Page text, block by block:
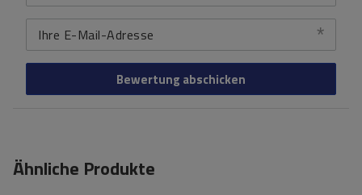
Ihre E-Mail-Adresse
Bewertung abschicken
Ähnliche Produkte